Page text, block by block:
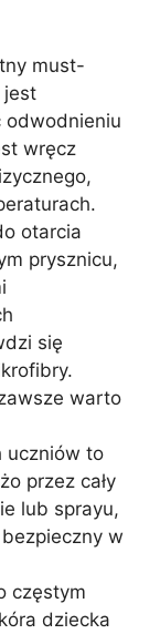
must-
jest
odwodnieniu
wręcz
otarcia
prysznicu,
się
warto
uczniów to
przez cały
lub sprayu,
w
częstym
dziecka